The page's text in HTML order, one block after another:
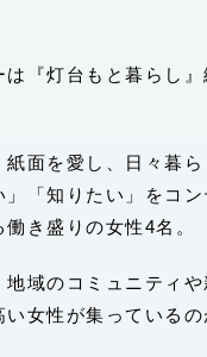
は『灯台もと暮らし
紙面を愛し、日々暮ら
」「知りたい」をコ
き盛りの女性4名。
地域のコミュニティ
女性が集っているの